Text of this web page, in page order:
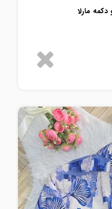
دکمه مارلا